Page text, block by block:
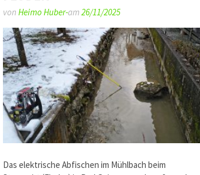
von Heimo Huber-am 26/11/2025
Das elektrische Abfischen im Mühlbach beim